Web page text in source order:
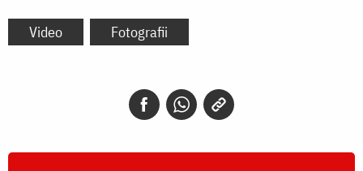
Video Fotografii